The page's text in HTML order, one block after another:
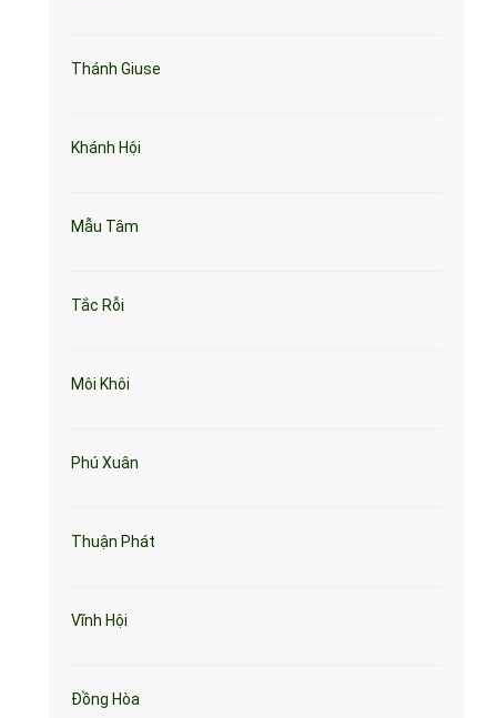
Thánh Giuse
Khánh Hội
Mẫu Tâm
Tắc Rỗi
Môi Khôi
Phú Xuân
Thuận Phát
Vĩnh Hội
Đồng Hòa